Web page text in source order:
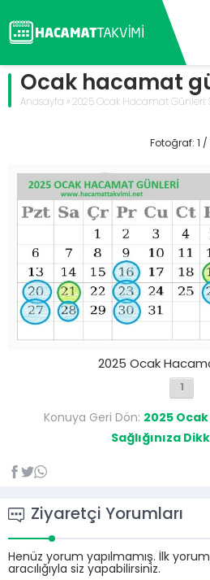
Ocak hacamat
Anasayfa » 2025 Ocak Hacamat Günleri:
Fotoğraf: 1 / 1
2025 Ocak
1
Konuya Geri Dön: 2025
Sağlığınıza
Ziyaretçi Yorumları
Henüz yorum yapılmamış. İlk
aracılığıyla siz yapabilirsiniz.